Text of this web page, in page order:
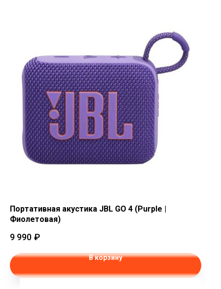
Портативная акустика JBL GO 4 (Purple |
Фиолетовая)
9 990 ₽
В корзину